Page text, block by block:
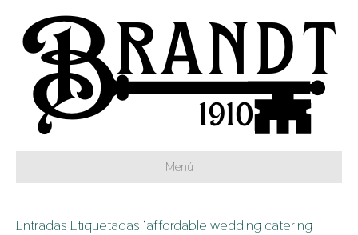
Menú
Entradas Etiquetadas ‘affordable wedding catering